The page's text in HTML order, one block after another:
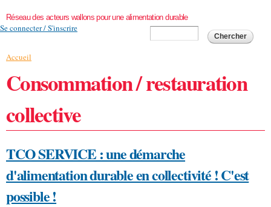
Réseau des acteurs wallons pour une alimentation durable
Formulaire de
Chercher
Se connecter / S'inscrire
Vous êtes ici
Accueil
Consommation / restauration
collective
TCO SERVICE : une démarche
d'alimentation durable en collectivité ! C'est
possible !